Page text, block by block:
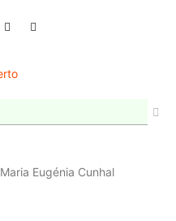
Maria Eugénia Cunhal